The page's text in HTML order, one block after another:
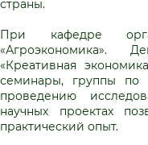
страны.
При кафедре
«Агроэкономика».
«Креативная
семинары, группы по
проведению
научных проектах
практический опыт.